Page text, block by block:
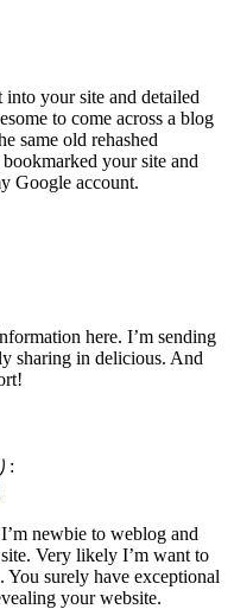
your site and detailed
to come across a blog
same old rehashed
your site and
Google account.
here. I’m sending
sharing in delicious. And
:
newbie to weblog and
Very likely I’m want to
surely have exceptional
your website.